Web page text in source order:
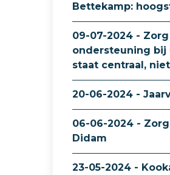
Bettekamp:
09-07-2024 -
ondersteuning bij
staat centraal,
20-06-2024 -
06-06-2024 -
Didam
23-05-2024 -